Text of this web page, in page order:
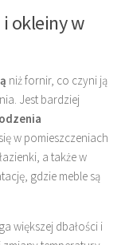
okleiny w
niż fornir, co czyni ją
Jest bardziej
w pomieszczeniach
a także w
gdzie meble są
większej dbałości i